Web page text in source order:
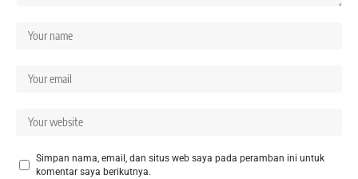
Simpan nama, email, dan situs web saya pada peramban ini untuk
komentar saya berikutnya.